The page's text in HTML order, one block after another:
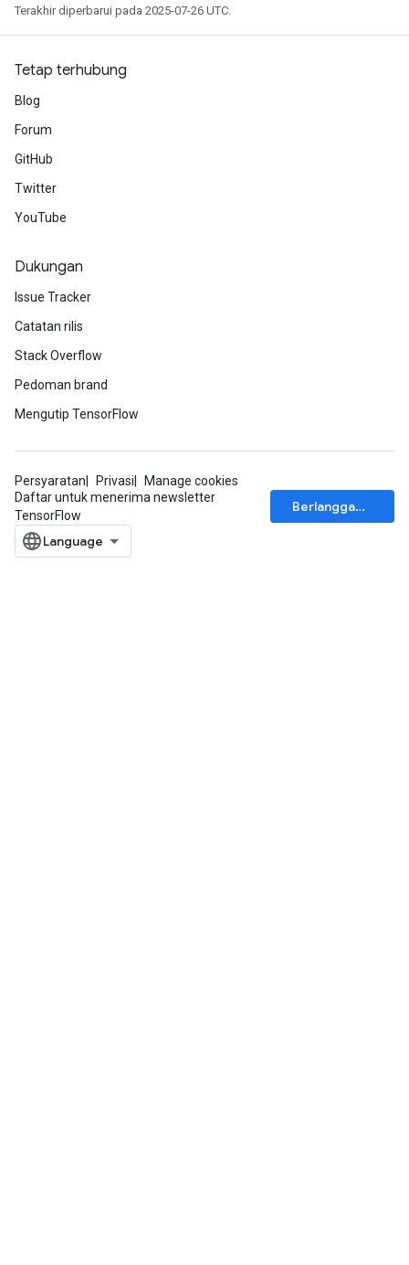
Terakhir diperbarui pada 2025-07-26 UTC.
Tetap terhubung
Blog
Forum
GitHub
Twitter
YouTube
Dukungan
Issue Tracker
Catatan rilis
Stack Overflow
Pedoman brand
Mengutip TensorFlow
Persyaratan Privasi
Manage cookies
Daftar untuk menerima newsletter
TensorFlow
Berlangganan